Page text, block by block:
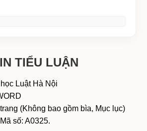
TIỂU LUẬN
Luật Hà Nội
(Không bao gồm bìa, Mục lục)
số: A0325.